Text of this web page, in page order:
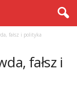
fałsz i polityka
fałsz i